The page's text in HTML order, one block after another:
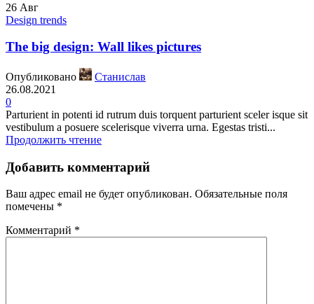
26 Авг
Design trends
The big design: Wall likes pictures
Опубликовано
Станислав
26.08.2021
0
Parturient in potenti id rutrum duis torquent parturient sceler isque sit
vestibulum a posuere scelerisque viverra urna. Egestas tristi...
Продолжить чтение
Добавить комментарий
Ваш адрес email не будет опубликован. Обязательные поля
помечены *
Комментарий *